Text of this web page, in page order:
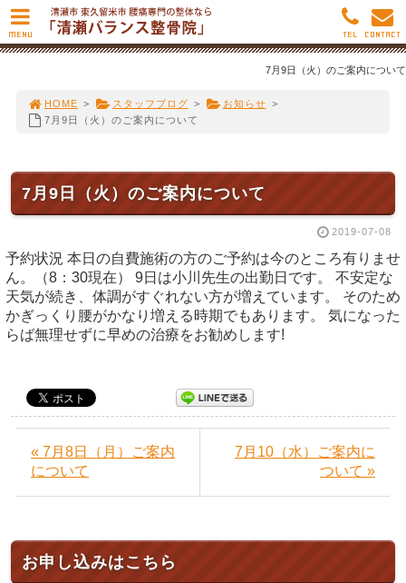
7月9日（火）のご案内について
HOME > スタッフブログ > お知らせ >
7月9日（火）のご案内について
7月9日（火）のご案内について
2019-07-08
予約状況 本日の自費施術の方のご予約は今のところ有りませ
ん。（8：30現在） 9日は小川先生の出勤日です。 不安定な
天気が続き、体調がすぐれない方が増えています。 そのため
かぎっくり腰がかなり増える時期でもあります。 気になった
らば無理せずに早めの治療をお勧めします!
« 7月8日（月）ご案内
について
7月10（水）ご案内に
ついて »
お申し込みはこちら
MENU CONTACT
TEL